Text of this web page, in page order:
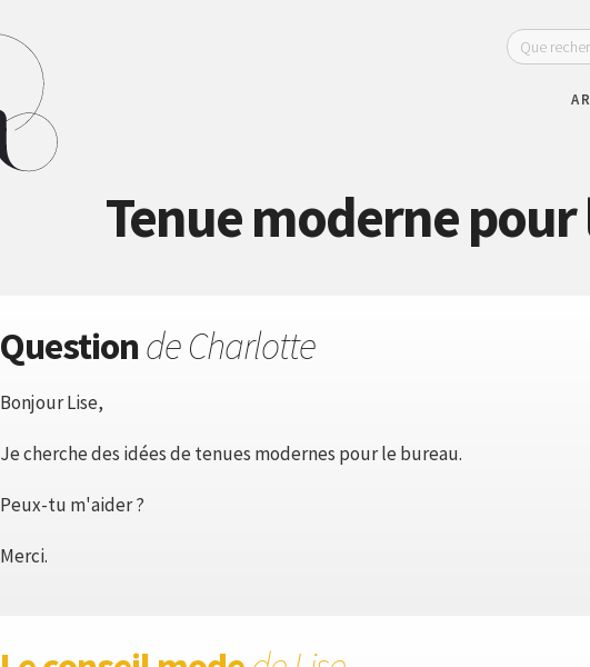
Tenue moderne
Questionde Charlotte
Bonjour Lise,
Je cherche des idées de tenues modernes pour le bureau.
Peux-tu m'aider ?
Merci.